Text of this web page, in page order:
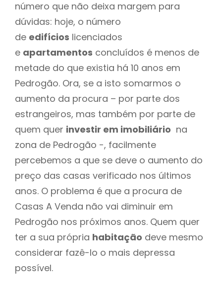
número que não deixa margem para
dúvidas: hoje, o número
de edifícios licenciados
e apartamentos concluídos é menos de
metade do que existia há 10 anos em
Pedrogão. Ora, se a isto somarmos o
aumento da procura – por parte dos
estrangeiros, mas também por parte de
quem quer investir em imobiliário na
zona de Pedrogão -, facilmente
percebemos a que se deve o aumento do
preço das casas verificado nos últimos
anos. O problema é que a procura de
Casas A Venda não vai diminuir em
Pedrogão nos próximos anos. Quem quer
ter a sua própria habitação deve mesmo
considerar fazê-lo o mais depressa
possível.